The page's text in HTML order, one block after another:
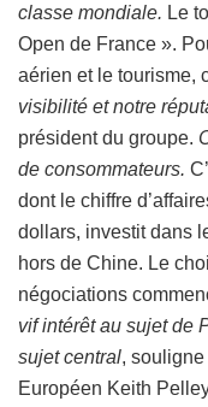
classe mondiale. Le
Open de France ».
aérien et le tourisme,
visibilité et notre
président du groupe.
de consommateurs.
dont le chiffre
dollars, investit dans
hors de Chine. Le
négociations
vif intérêt au sujet de
sujet central,
Européen Keith